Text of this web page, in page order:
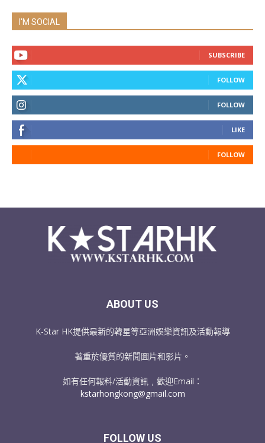
I'M SOCIAL
SUBSCRIBE
FOLLOW
FOLLOW
LIKE
FOLLOW
ABOUT US
K-Star HK提供最新的韓星等亞洲娛樂資訊及活動報導
著重於優質的新聞圖片和影片。
如有任何報料/活動資訊﹐歡迎Email：
kstarhongkong@gmail.com
FOLLOW US